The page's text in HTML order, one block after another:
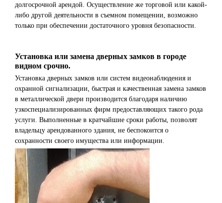
долгосрочной арендой. Осуществление же торговой или какой-
либо другой деятельности в съемном помещении, возможно
только при обеспечении достаточного уровня безопасности.
Установка или замена дверных замков в городе
видном срочно.
Установка дверных замков или систем видеонаблюдения и
охранной сигнализации, быстрая и качественная замена замков
в металлической двери производится благодаря наличию
узкоспециализированных фирм предоставляющих такого рода
услуги. Выполненные в кратчайшие сроки работы, позволят
владельцу арендованного здания, не беспокоится о
сохранности своего имущества или информации.